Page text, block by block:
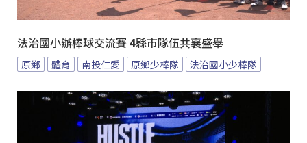
法治國小辦棒球交流賽 4縣市隊伍共襄盛舉
原鄉 體育 南投仁愛 原鄉少棒隊 法治國小少棒隊